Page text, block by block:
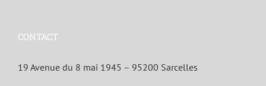
CONTACT
19 Avenue du 8 mai 1945 – 95200 Sarcelles